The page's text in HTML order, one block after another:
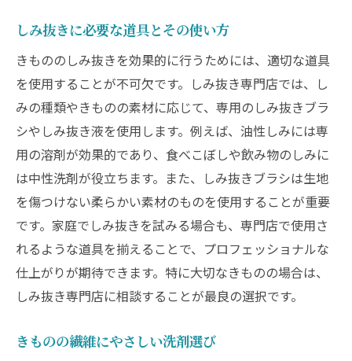
専門店を利用すべきしみの種類
自宅で行う際の注意点
専門店の利用が推奨されるケース
しみの種類に応じた最適な処理法しみ抜き専門
店の選び方
食べ物や飲み物のしみに対する処理法
化粧品や油汚れの対処方法
泥や草のしみの除去方法
古いしみと新しいしみの違い
プロの処理方法とその利点
しみ抜き専門店での相談方法
ェックポイント
しみ抜きに必要な道具とその使い方
きもののしみ抜きを効果的に行うためには、適切な道具
を使用することが不可欠です。しみ抜き専門店では、し
みの種類やきものの素材に応じて、専用のしみ抜きブラ
シやしみ抜き液を使用します。例えば、油性しみには専
用の溶剤が効果的であり、食べこぼしや飲み物のしみに
は中性洗剤が役立ちます。また、しみ抜きブラシは生地
を傷つけない柔らかい素材のものを使用することが重要
です。家庭でしみ抜きを試みる場合も、専門店で使用さ
れるような道具を揃えることで、プロフェッショナルな
仕上がりが期待できます。特に大切なきものの場合は、
しみ抜き専門店に相談することが最良の選択です。
きものの繊維にやさしい洗剤選び